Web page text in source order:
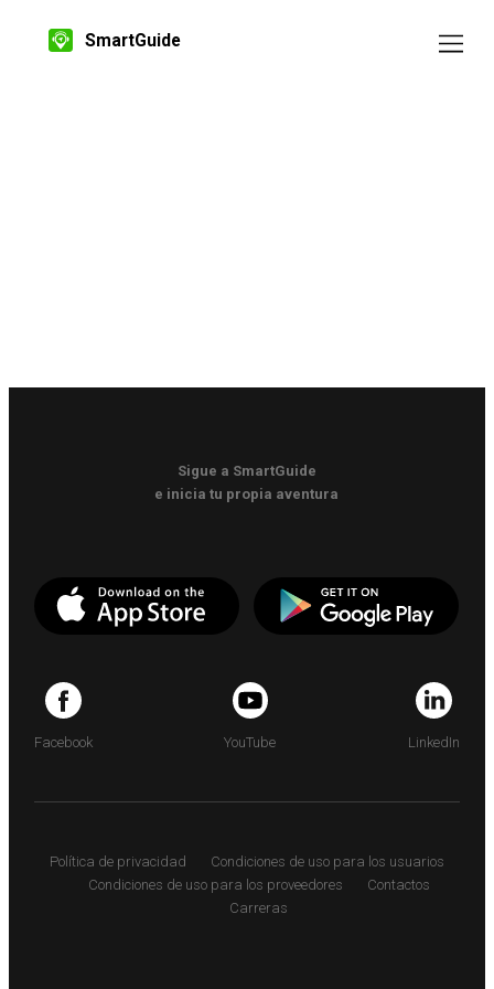
SmartGuide
Sigue a SmartGuide
e inicia tu propia aventura
Facebook YouTube LinkedIn
Política de privacidad
Condiciones de uso para los usuarios
Condiciones de uso para los proveedores
Contactos
Carreras